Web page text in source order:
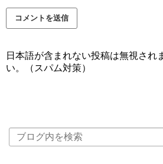
日本語が含まれない投稿は無視され
い。（スパム対策）